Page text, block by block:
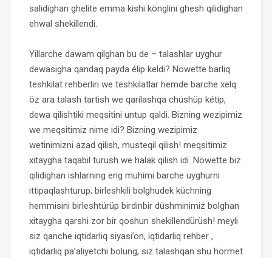
salidighan ghelite emma kishi könglini ghesh qilidighan
ehwal shekillendi.
Yillarche dawam qilghan bu de – talashlar uyghur
dewasigha qandaq payda élip keldi? Nöwette barliq
teshkilat rehberliri we teshkilatlar hemde barche xelq
öz ara talash tartish we qarilashqa chüshüp kétip,
dewa qilishtiki meqsitini untup qaldi. Bizning wezipimiz
we meqsitimiz nime idi? Bizning wezipimiz
wetinimizni azad qilish, musteqil qilish! meqsitimiz
xitaygha taqabil turush we halak qilish idi. Nöwette biz
qilidighan ishlarning eng muhimi barche uyghurni
ittipaqlashturup, birleshkili bolghudek küchning
hemmisini birleshtürüp birdinbir düshminimiz bolghan
xitaygha qarshi zor bir qoshun shekillendürüsh! meyli
siz qanche iqtidarliq siyasi’on, iqtidarliq rehber ,
iqtidarliq pa’aliyetchi bolung, siz talashqan shu hörmet